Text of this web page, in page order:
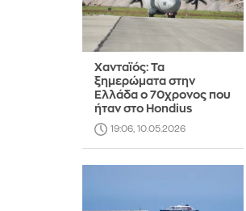
Χανταϊός: Τα
ξημερώματα στην
Ελλάδα ο 70χρονος που
ήταν στο Hondius
19:06, 10.05.2026